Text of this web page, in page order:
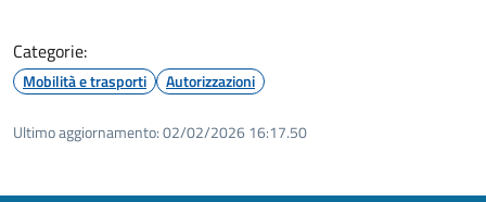
Categorie:
Mobilità e trasporti Autorizzazioni
Ultimo aggiornamento:02/02/2026 16:17.50